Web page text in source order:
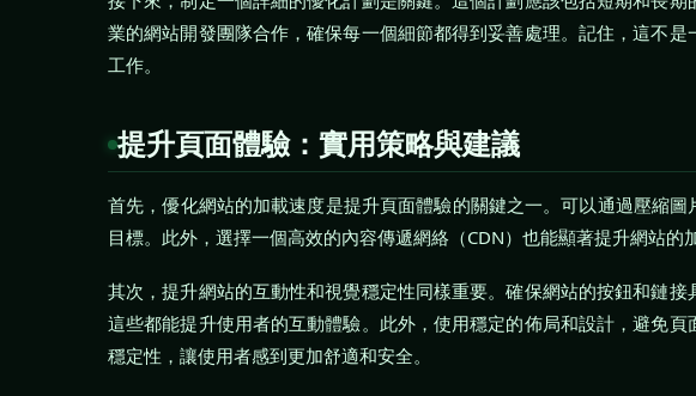
業的網站開發團隊合作，確保每一個細節都得到妥善處理。記住，這不
工作。
提升頁面體驗：實用策略與建議
首先，優化網站的加載速度是提升頁面體驗的關鍵之一。可以通過壓縮
目標。此外，選擇一個高效的內容傳遞網絡（CDN）也能顯著提升網站的
其次，提升網站的互動性和視覺穩定性同樣重要。確保網站的按鈕和鏈
這些都能提升使用者的互動體驗。此外，使用穩定的佈局和設計，避免
穩定性，讓使用者感到更加舒適和安全。